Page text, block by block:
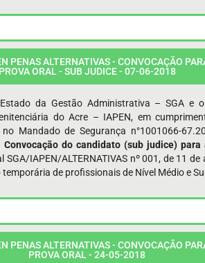
PENAS ALTERNATIVAS - CONVOCAÇÃO
PROVA ORAL - SUB JUDICE - 07-06-2018
da Gestão Administrativa – SGA e
do Acre – IAPEN, em
Mandado de Segurança n°1001066-
Convocação do candidato (sub judice) para
SGA/IAPEN/ALTERNATIVAS nº 001, de 11 de
de profissionais de Nível Médio e
PENAS ALTERNATIVAS - CONVOCAÇÃO
PROVA ORAL - 24-05-2018